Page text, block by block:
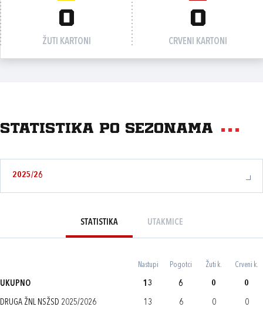
0
ŽUTI KARTONI
0
CRVENI KARTONI
Statistika po sezonama
2025/26
STATISTIKA UTAKMICE
Nastupi Pogotci Žuti k. Crveni k.
UKUPNO 13 6 0 0
DRUGA ŽNL NSŽSD 2025/2026 13 6 0 0